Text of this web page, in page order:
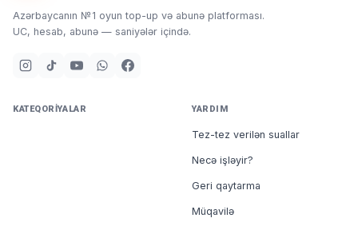
Azərbaycanın №1 oyun top-up və abunə platforması.
UC, hesab, abunə — saniyələr içində.
KATEQORIYALAR YARDIM
Tez-tez verilən suallar
Necə işləyir?
Geri qaytarma
Müqavilə